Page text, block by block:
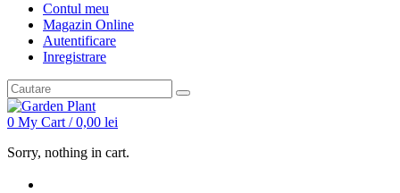
Contul meu
Magazin Online
Autentificare
Inregistrare
0 My Cart /0,00 lei
Sorry, nothing in cart.